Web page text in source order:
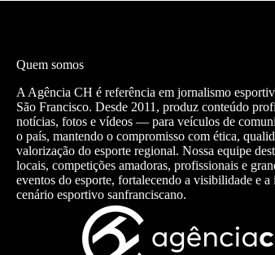
Quem somos
A Agência CH é referência em jornalismo
São Francisco. Desde 2011, produz conteúdo
notícias, fotos e vídeos — para veículos de
o país, mantendo o compromisso com ética,
valorização do esporte regional. Nossa equipe
locais, competições amadoras, profissionais e
eventos do esporte, fortalecendo a visibilidade e
cenário esportivo sanfranciscano.